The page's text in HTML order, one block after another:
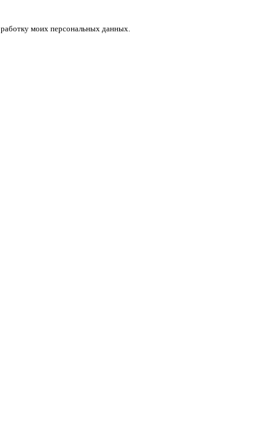
моих персональных данных.